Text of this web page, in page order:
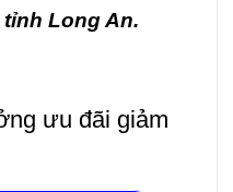
Long An.
ưu đãi giảm